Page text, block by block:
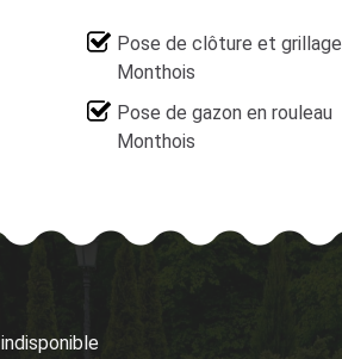
Pose de clôture et grillage
Monthois
Pose de gazon en rouleau
Monthois
indisponible